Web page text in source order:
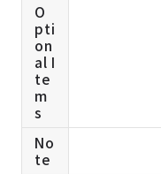
O
pti
on
al I
te
m
s
No
te